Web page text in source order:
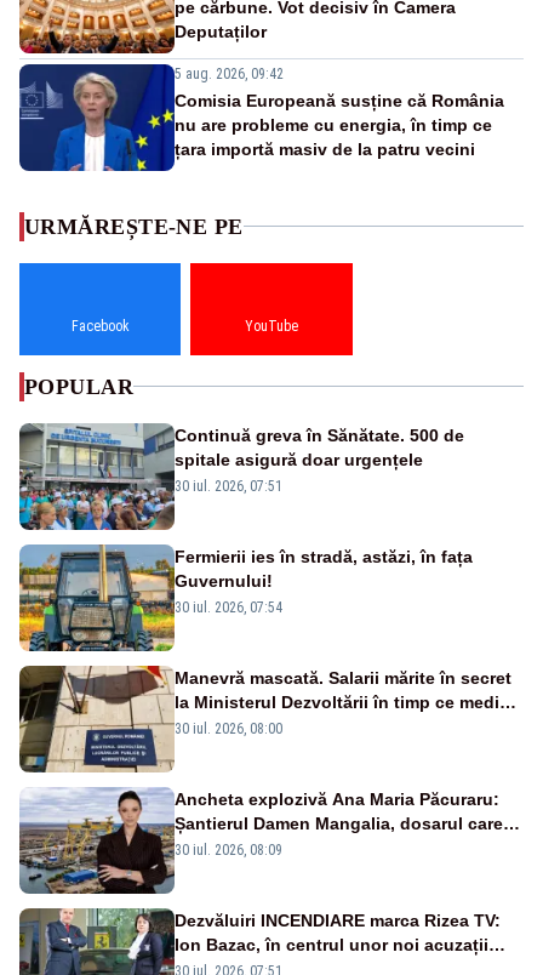
pe cărbune. Vot decisiv în Camera
Deputaților
5 aug. 2026, 09:42
Comisia Europeană susține că România
nu are probleme cu energia, în timp ce
țara importă masiv de la patru vecini
URMĂREȘTE-NE PE
Facebook YouTube
POPULAR
Continuă greva în Sănătate. 500 de
spitale asigură doar urgențele
30 iul. 2026, 07:51
Fermierii ies în stradă, astăzi, în fața
Guvernului!
30 iul. 2026, 07:54
Manevră mascată. Salarii mărite în secret
la Ministerul Dezvoltării în timp ce medicii
ies în stradă
30 iul. 2026, 08:00
Ancheta explozivă Ana Maria Păcuraru:
Șantierul Damen Mangalia, dosarul care
scufundă apărarea României
30 iul. 2026, 08:09
Dezvăluiri INCENDIARE marca Rizea TV:
Ion Bazac, în centrul unor noi acuzații
publice
30 iul. 2026, 07:51